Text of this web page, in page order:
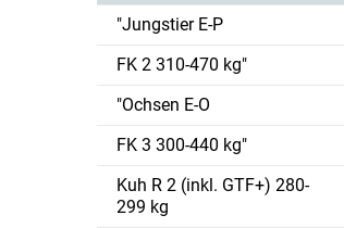
"Jungstier E-P
FK 2 310-470 kg"
"Ochsen E-O
FK 3 300-440 kg"
Kuh R 2 (inkl. GTF+) 280-
299 kg